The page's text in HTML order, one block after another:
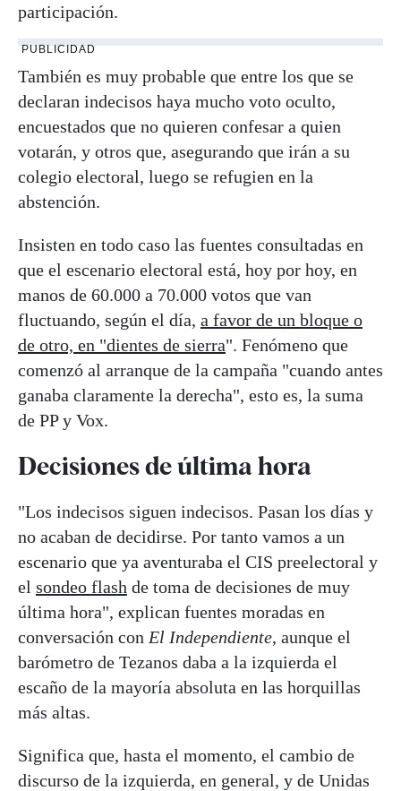
participación.
PUBLICIDAD
También es muy probable que entre los que se
declaran indecisos haya mucho voto oculto,
encuestados que no quieren confesar a quien
votarán, y otros que, asegurando que irán a su
colegio electoral, luego se refugien en la
abstención.
Insisten en todo caso las fuentes consultadas en
que el escenario electoral está, hoy por hoy, en
manos de 60.000 a 70.000 votos que van
fluctuando, según el día, a favor de un bloque o
de otro, en "dientes de sierra". Fenómeno que
comenzó al arranque de la campaña "cuando antes
ganaba claramente la derecha", esto es, la suma
de PP y Vox.
Decisiones de última hora
"Los indecisos siguen indecisos. Pasan los días y
no acaban de decidirse. Por tanto vamos a un
escenario que ya aventuraba el CIS preelectoral y
el sondeo flash de toma de decisiones de muy
última hora", explican fuentes moradas en
conversación con El Independiente, aunque el
barómetro de Tezanos daba a la izquierda el
escaño de la mayoría absoluta en las horquillas
más altas.
Significa que, hasta el momento, el cambio de
discurso de la izquierda, en general, y de Unidas